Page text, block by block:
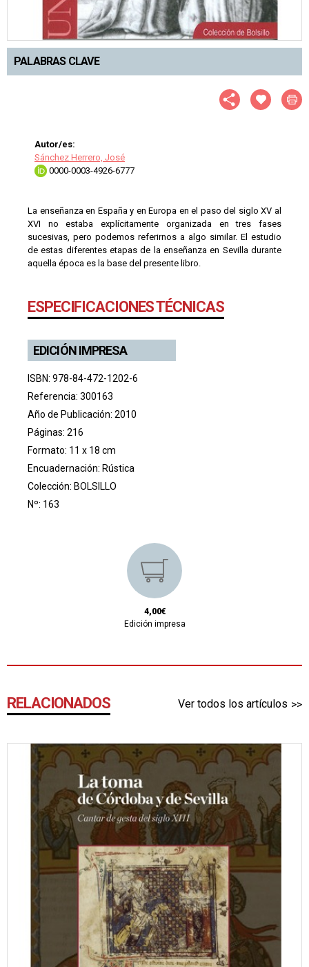
PALABRAS CLAVE
Autor/es:
Sánchez Herrero, José
0000-0003-4926-6777
La enseñanza en España y en Europa en el paso del siglo XV al
XVI no estaba explícitamente organizada en tres fases
sucesivas, pero podemos referirnos a algo similar. El estudio
de estas diferentes etapas de la enseñanza en Sevilla durante
aquella época es la base del presente libro.
ESPECIFICACIONES TÉCNICAS
EDICIÓN IMPRESA
ISBN: 978-84-472-1202-6
Referencia: 300163
Año de Publicación: 2010
Páginas: 216
Formato: 11 x 18 cm
Encuadernación: Rústica
Colección: BOLSILLO
Nº: 163
4,00€
Edición impresa
RELACIONADOS Ver todos los artículos